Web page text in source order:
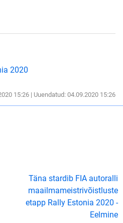
2020
15:26 | Uuendatud: 04.09.2020 15:26
Täna stardib FIA autoralli
maailmameistrivõistluste
etapp Rally Estonia 2020 -
Eelmine